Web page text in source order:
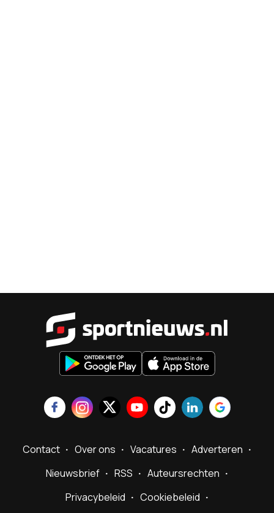
Contact Over ons Vacatures
Adverteren
Nieuwsbrief
RSS
Auteursrechten
Privacybeleid
Cookiebeleid